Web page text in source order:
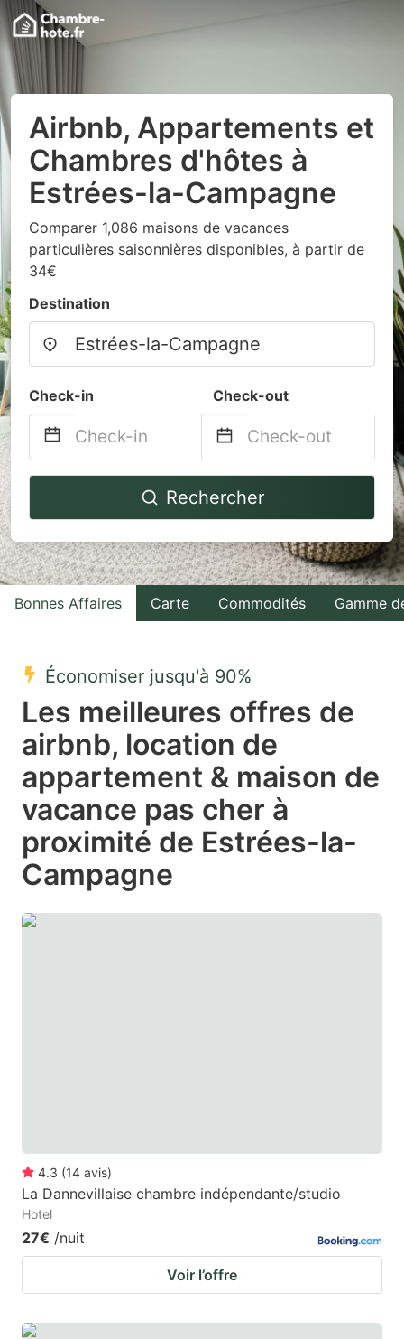
Airbnb, Appartements et
Chambres d'hôtes à
Estrées-la-Campagne
Comparer 1,086 maisons de vacances
particulières saisonnières disponibles, à partir de
34€
Destination
Check-in Check-out
Navigate
to
interact
with
the
select
date.
Press
question
mark
key
Navigate
backward
to
interact
with
the
select
a
date.
Press
question
mark
Rechercher
Bonnes Affaires Carte Commodités Gamme
Économiser jusqu'à 90%
Les meilleures offres de
airbnb, location de
appartement & maison de
vacance pas cher à
proximité de Estrées-la-
Campagne
4.3 (14 avis)
La Dannevillaise chambre indépendante/studio
Hotel
27€ /nuit
Voir l’offre